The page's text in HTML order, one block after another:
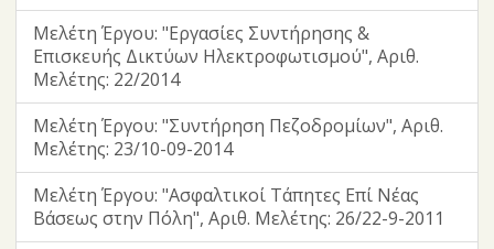
Μελέτη Έργου: "Εργασίες Συντήρησης &
Επισκευής Δικτύων Ηλεκτροφωτισμού", Αριθ.
Μελέτης: 22/2014
Μελέτη Έργου: "Συντήρηση Πεζοδρομίων", Αριθ.
Μελέτης: 23/10-09-2014
Μελέτη Έργου: "Ασφαλτικοί Τάπητες Επί Νέας
Βάσεως στην Πόλη", Αριθ. Μελέτης: 26/22-9-2011